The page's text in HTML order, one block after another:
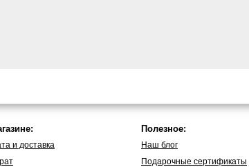
и доставка
Полезное:
Наш блог
Подарочные сертификаты